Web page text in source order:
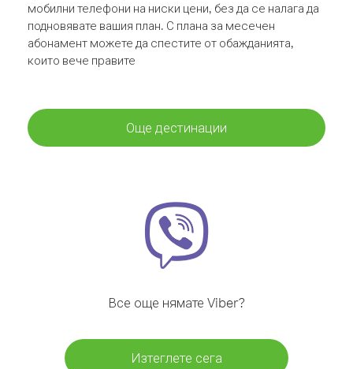
мобилни телефони на ниски цени, без да се налага да
подновявате вашия план. С плана за месечен
абонамент можете да спестите от обажданията,
които вече правите
Още дестинации
Все още нямате Viber?
Изтеглете сега